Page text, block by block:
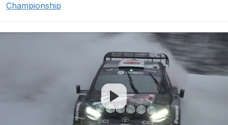
Championship